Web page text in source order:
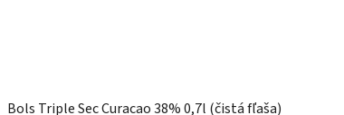
Bols Triple Sec Curacao 38% 0,7l (čistá fľaša)